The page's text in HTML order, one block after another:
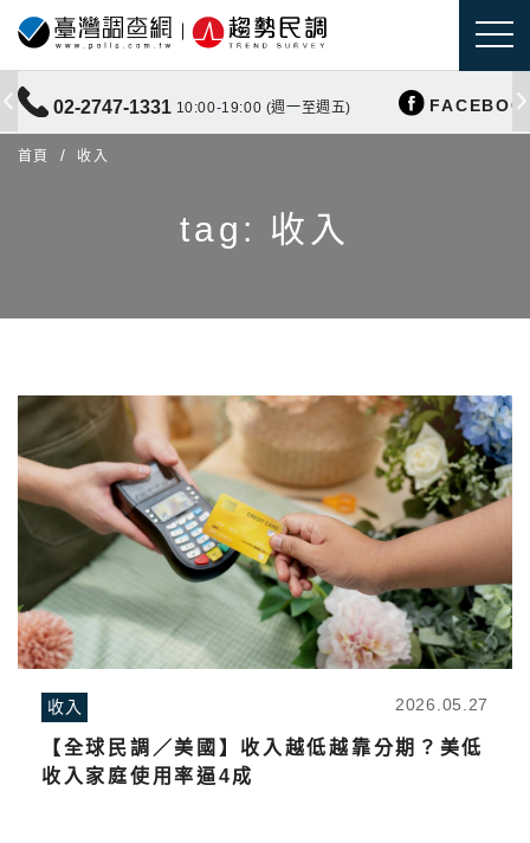
02-2747-1331 10:00-19:00 (週一至週五)
首頁 收入
tag: 收入
收入 2026.05.27
【全球民調／美國】收入越低越靠分期？美低
收入家庭使用率逼4成